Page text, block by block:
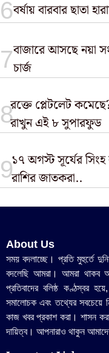
বর্ষায় বারবার ছাতা
বাজারে আসছে নয়া
চার্জ
রক্তে প্লেটলেট
রাখুন এই ৮ সুপারফুড
১৭ অগস্ট সূর্যের সিংহ
রাশির জাতকরা..
About Us
সময় বদলাচ্ছে। প্রতি মুহুর্তে
বদলেছি আমরা। আমরা থাকব
প্রতিবাদের বলিষ্ঠ কণ্ঠস্বর
সমালোচক এবং তথ্যের সবচেয়ে
কাজ খবর প্রকাশ করা। শাসন
দায়িত্ব। আপনারাও থাকুন